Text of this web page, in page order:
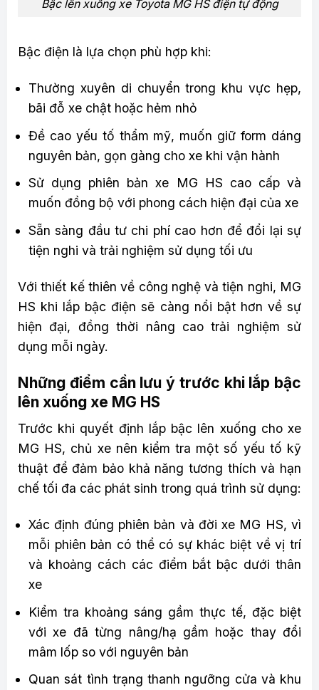
Bậc lên xuống xe Toyota MG HS điện tự động
Bậc điện là lựa chọn phù hợp khi:
Thường xuyên di chuyển trong khu vực hẹp,
bãi đỗ xe chật hoặc hẻm nhỏ
Đề cao yếu tố thẩm mỹ, muốn giữ form dáng
nguyên bản, gọn gàng cho xe khi vận hành
Sử dụng phiên bản xe MG HS cao cấp và
muốn đồng bộ với phong cách hiện đại của xe
Sẵn sàng đầu tư chi phí cao hơn để đổi lại sự
tiện nghi và trải nghiệm sử dụng tối ưu
Với thiết kế thiên về công nghệ và tiện nghi, MG
HS khi lắp bậc điện sẽ càng nổi bật hơn về sự
hiện đại, đồng thời nâng cao trải nghiệm sử
dụng mỗi ngày.
Những điểm cần lưu ý trước khi lắp bậc
lên xuống xe MG HS
Trước khi quyết định lắp bậc lên xuống cho xe
MG HS, chủ xe nên kiểm tra một số yếu tố kỹ
thuật để đảm bảo khả năng tương thích và hạn
chế tối đa các phát sinh trong quá trình sử dụng:
Xác định đúng phiên bản và đời xe MG HS, vì
mỗi phiên bản có thể có sự khác biệt về vị trí
và khoảng cách các điểm bắt bậc dưới thân
xe
Kiểm tra khoảng sáng gầm thực tế, đặc biệt
với xe đã từng nâng/hạ gầm hoặc thay đổi
mâm lốp so với nguyên bản
Quan sát tình trạng thanh ngưỡng cửa và khu